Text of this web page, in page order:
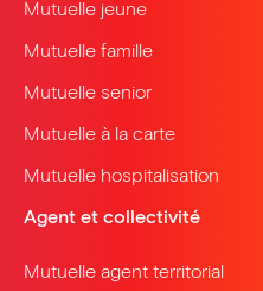
Mutuelle jeune
Mutuelle famille
Mutuelle senior
Mutuelle à la carte
Mutuelle hospitalisation
Agent et collectivité
Mutuelle agent territorial